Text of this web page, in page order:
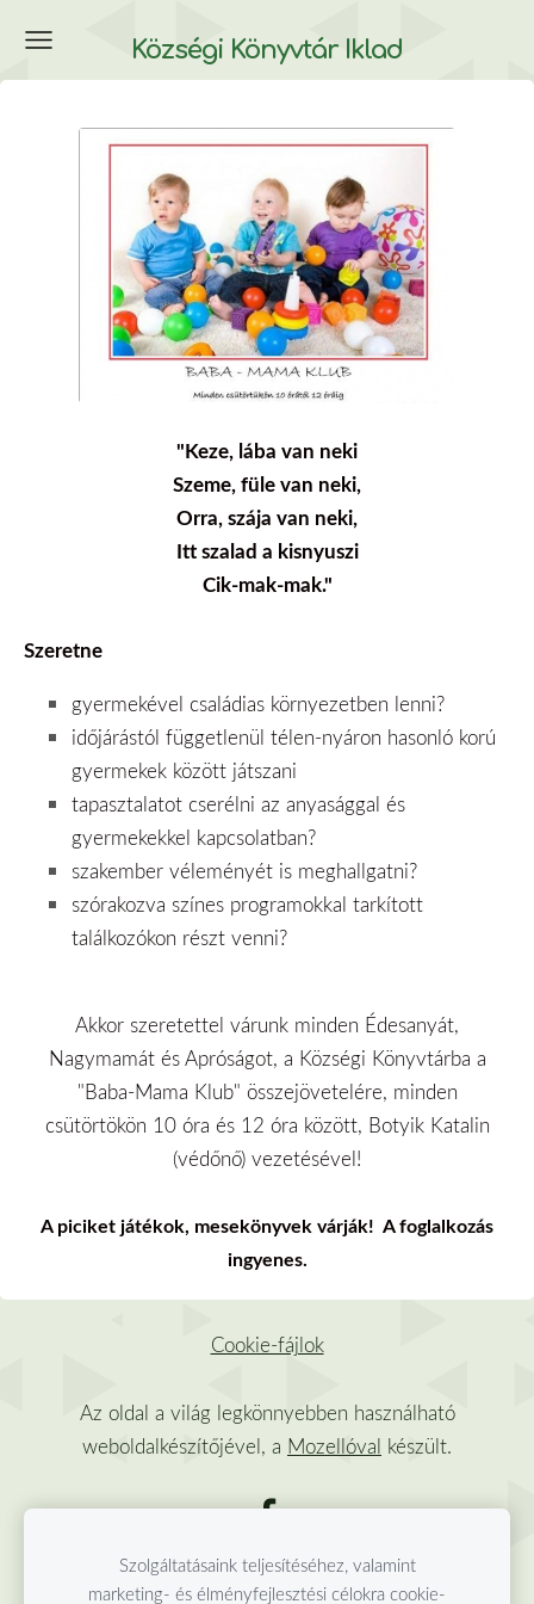
Községi Könyvtár Iklad
"Keze, lába van neki
Szeme, füle van neki,
Orra, szája van neki,
Itt szalad a kisnyuszi
Cik-mak-mak."
Szeretne
gyermekével családias környezetben lenni?
időjárástól függetlenül télen-nyáron hasonló korú
gyermekek között játszani
tapasztalatot cserélni az anyasággal és
gyermekekkel kapcsolatban?
szakember véleményét is meghallgatni?
szórakozva színes programokkal tarkított
találkozókon részt venni?
Akkor szeretettel várunk minden Édesanyát,
Nagymamát és Apróságot, a Községi Könyvtárba a
"Baba-Mama Klub" összejövetelére, minden
csütörtökön 10 óra és 12 óra között, Botyik Katalin
(védőnő) vezetésével!
A piciket játékok, mesekönyvek várják! A foglalkozás
ingyenes.
Cookie-fájlok
Az oldal a világ legkönnyebben használható
weboldalkészítőjével, a Mozellóval készült.
Szolgáltatásaink teljesítéséhez, valamint
marketing- és élményfejlesztési célokra cookie-